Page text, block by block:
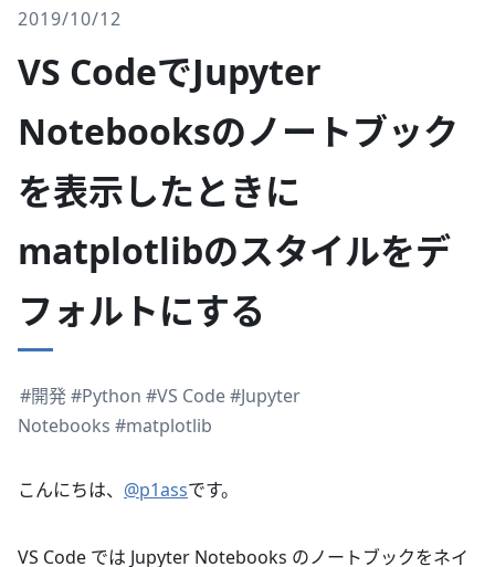
2019/10/12
VS CodeでJupyter
Notebooksのノートブック
を表示したときに
matplotlibのスタイルをデ
フォルトにする
#開発#Python #VS Code#Jupyter
Notebooks #matplotlib
こんにちは、 @p1assです。
VS Code では Jupyter Notebooks のノートブックをネイ